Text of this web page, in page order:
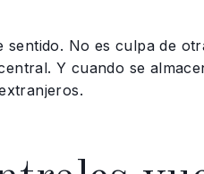
No es culpa de
Y cuando se